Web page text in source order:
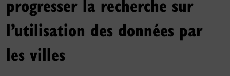
progresser la recherche sur
l’utilisation des données par
les villes